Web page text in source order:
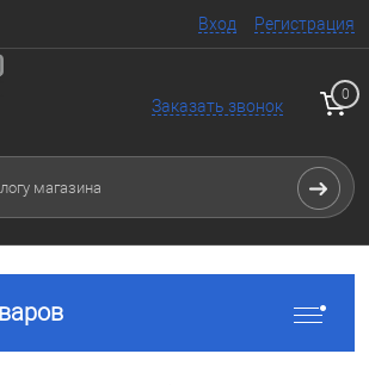
Вход Регистрация
Заказать звонок
0